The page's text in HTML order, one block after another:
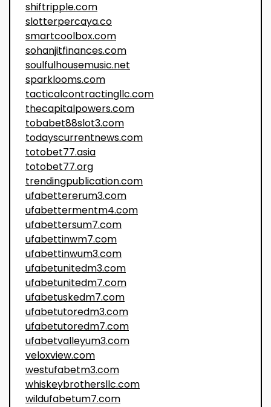
shiftripple.com
slotterpercaya.co
smartcoolbox.com
sohanjitfinances.com
soulfulhousemusic.net
sparklooms.com
tacticalcontractingllc.com
thecapitalpowers.com
tobabet88slot3.com
todayscurrentnews.com
totobet77.asia
totobet77.org
trendingpublication.com
ufabettererum3.com
ufabettermentm4.com
ufabettersum7.com
ufabettinwm7.com
ufabettinwum3.com
ufabetunitedm3.com
ufabetunitedm7.com
ufabetuskedm7.com
ufabetutoredm3.com
ufabetutoredm7.com
ufabetvalleyum3.com
veloxview.com
westufabetm3.com
whiskeybrothersllc.com
wildufabetum7.com